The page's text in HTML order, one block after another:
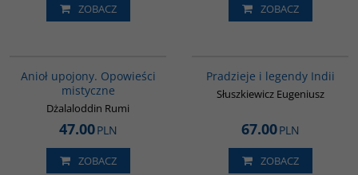
ZOBACZ ZOBACZ
Anioł upojony. Opowieści
mistyczne
Dżalaloddin Rumi
47.00PLN
ZOBACZ
Pradzieje i legendy Indii
Słuszkiewicz Eugeniusz
67.00PLN
ZOBACZ